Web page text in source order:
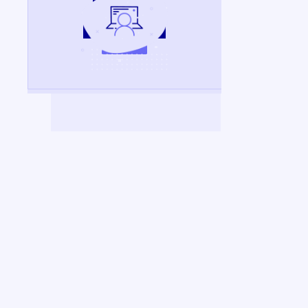
espace candidat -